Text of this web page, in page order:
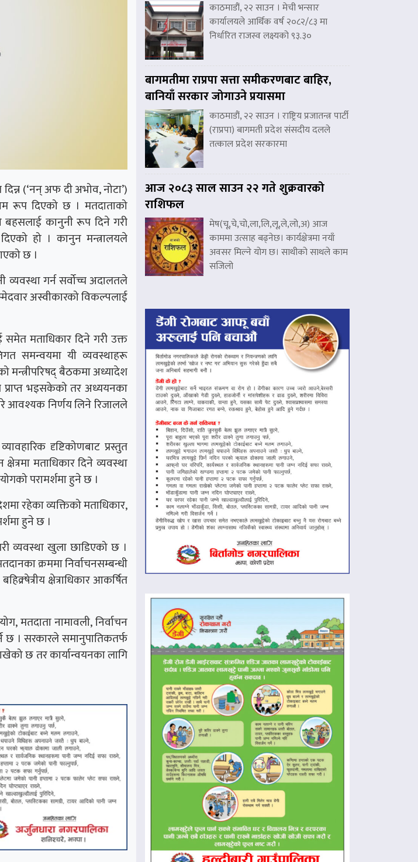
(‘नन् अफ दी अभोव, नोटा’)
रूप दिएको छ । मतदाताको
बहसलाई कानुनी रूप दिने गरी
हो । कानुन मन्त्रालयले
छ ।
व्यवस्था गर्न सर्वोच्च अदालतले
अस्वीकारको विकल्पलाई
समेत मताधिकार दिने गरी उक्त
समन्वयमा यी व्यवस्थाहरू
मन्त्रीपरिषद् बैठकमा अध्यादेश
भइसकेको तर अध्ययनका
आवश्यक निर्णय लिने रिजालले
दृष्टिकोणबाट प्रस्तुत
मताधिकार दिने व्यवस्था
परामर्शमा हुने छ ।
रहेका व्यक्तिको मताधिकार,
हुने छ ।
व्यवस्था खुला छाडिएको छ ।
क्रममा निर्वाचनसम्बन्धी
क्षेत्राधिकार आकर्षित
मतदाता नामावली, निर्वाचन
छ । सरकारले समानुपातिकतर्फ
छ तर कार्यान्वयनका लागि
काठमाडौं, २२ साउन । मेची भन्सार
कार्यालयले आर्थिक वर्ष २०८२/८३ मा
निर्धारित राजस्व लक्ष्यको ९३.३०
बागमतीमा राप्रपा सत्ता समीकरणबाट बाहिर,
बानियाँ सरकार जोगाउने प्रयासमा
काठमाडौं, २२ साउन । राष्ट्रिय प्रजातन्त्र पार्टी
(राप्रपा) बागमती प्रदेश संसदीय दलले
तत्काल प्रदेश सरकारमा
आज २०८३ साल साउन २२ गते शुक्रवारको
राशिफल
मेष(चू,चे,चो,ला,लि,लू,ले,लो,अ) आज
काममा उत्साह बढ्नेछ। कार्यक्षेत्रमा नयाँ
अवसर मिल्ने योग छ। साथीको साथले काम
सजिलो